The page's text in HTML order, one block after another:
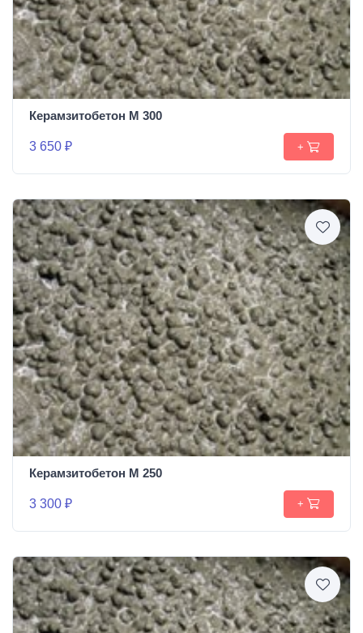
Керамзитобетон М 300
3 650 ₽ +
Керамзитобетон М 250
3 300 ₽ +